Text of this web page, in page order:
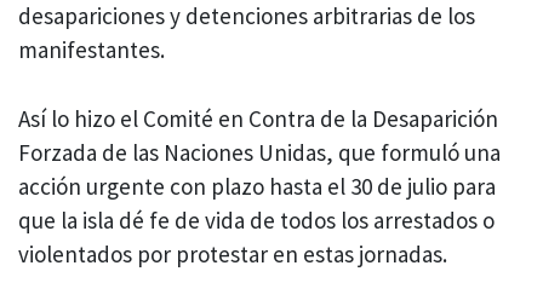
desapariciones y detenciones arbitrarias de los
manifestantes.
Así lo hizo el Comité en Contra de la Desaparición
Forzada de las Naciones Unidas, que formuló una
acción urgente con plazo hasta el 30 de julio para
que la isla dé fe de vida de todos los arrestados o
violentados por protestar en estas jornadas.